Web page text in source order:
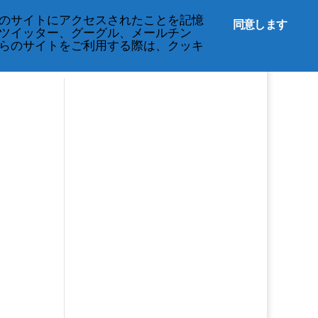
同意します
サイトにアクセスされたことを記憶
イッター、グーグル、メールチン
のサイトをご利用する際は、クッキ